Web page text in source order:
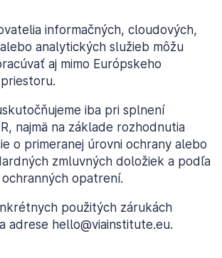
informačných, cloudových,
analytických služieb môžu
aj mimo Európskeho
iba pri splnení
najmä na základe rozhodnutia
o primeranej úrovni ochrany alebo
zmluvných doložiek a podľa
opatrení.
použitých zárukách
adrese hello@viainstitute.eu.